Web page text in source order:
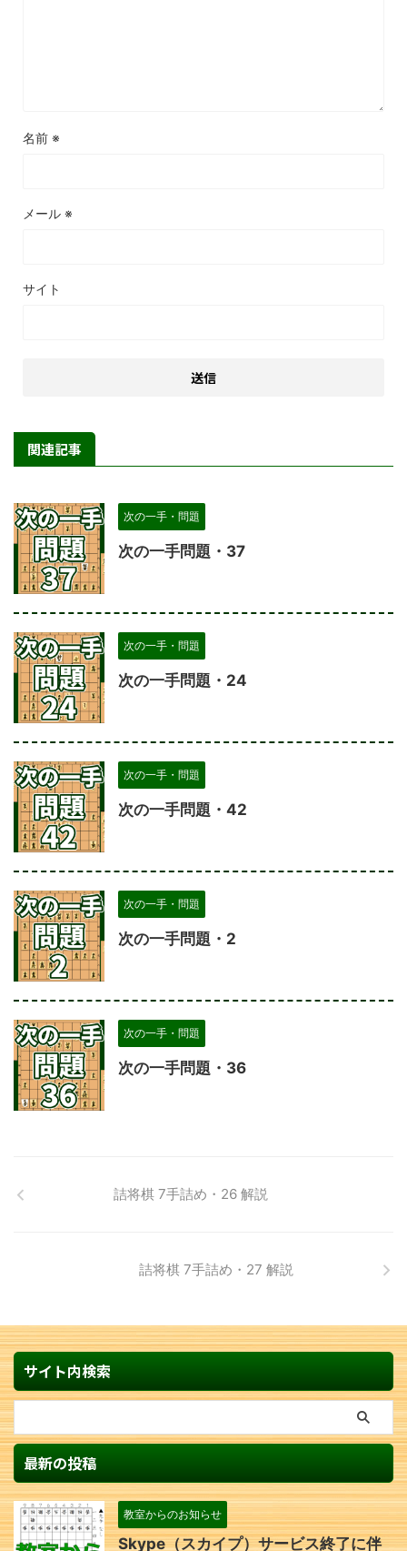
名前 ※
メール ※
サイト
関連記事
次の一手・問題
次の一手問題・37
次の一手・問題
次の一手問題・24
次の一手・問題
次の一手問題・42
次の一手・問題
次の一手問題・2
次の一手・問題
次の一手問題・36
詰将棋 7手詰め・26 解説
詰将棋 7手詰め・27 解説
サイト内検索
最新の投稿
教室からのお知らせ
Skype（スカイプ）サービス終了に伴